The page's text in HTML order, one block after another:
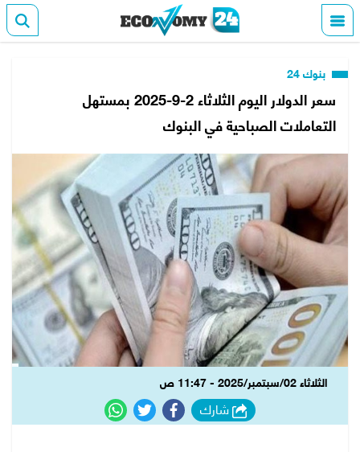
بنوك 24
سعر الدولار اليوم الثلاثاء 2-9-2025 بمستهل
التعاملات الصباحية في البنوك
الثلاثاء 02/سبتمبر/2025 - 11:47 ص
شارك